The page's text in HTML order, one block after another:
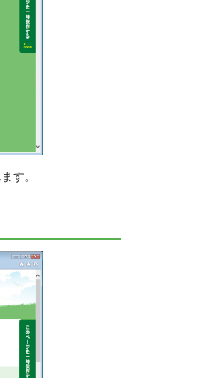
す。